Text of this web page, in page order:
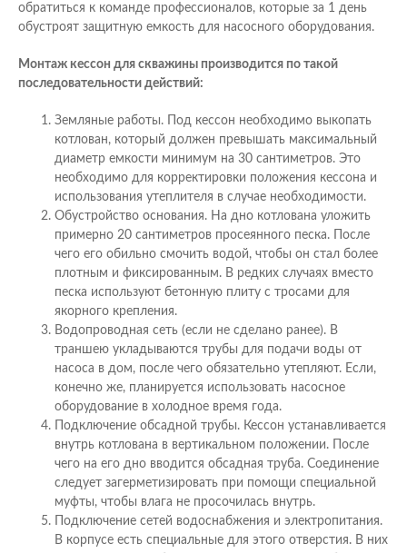
обратиться к команде профессионалов, которые за 1 день
обустроят защитную емкость для насосного оборудования.
Монтаж кессон для скважины производится по такой
последовательности действий:
Земляные работы. Под кессон необходимо выкопать
котлован, который должен превышать максимальный
диаметр емкости минимум на 30 сантиметров. Это
необходимо для корректировки положения кессона и
использования утеплителя в случае необходимости.
Обустройство основания. На дно котлована уложить
примерно 20 сантиметров просеянного песка. После
чего его обильно смочить водой, чтобы он стал более
плотным и фиксированным. В редких случаях вместо
песка используют бетонную плиту с тросами для
якорного крепления.
Водопроводная сеть (если не сделано ранее). В
траншею укладываются трубы для подачи воды от
насоса в дом, после чего обязательно утепляют. Если,
конечно же, планируется использовать насосное
оборудование в холодное время года.
Подключение обсадной трубы. Кессон устанавливается
внутрь котлована в вертикальном положении. После
чего на его дно вводится обсадная труба. Соединение
следует загерметизировать при помощи специальной
муфты, чтобы влага не просочилась внутрь.
Подключение сетей водоснабжения и электропитания.
В корпусе есть специальные для этого отверстия. В них